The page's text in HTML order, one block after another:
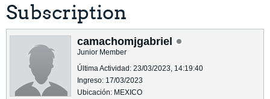
Subscription
camachomjgabriel
Junior Member
Última Actividad: 23/03/2023, 14:19:40
Ingreso: 17/03/2023
Ubicación: MEXICO